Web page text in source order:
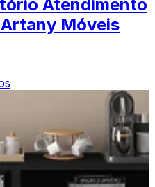
Atendimento
Móveis